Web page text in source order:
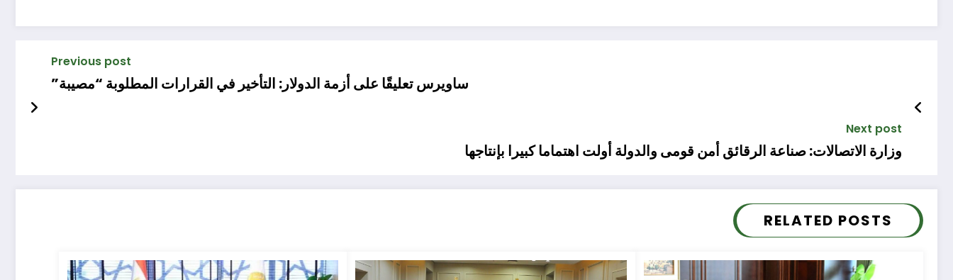
Previous post
ساويرس تعليقًا على أزمة الدولار: التأخير في القرارات المطلوبة “مصيبة”
Next post
وزارة الاتصالات: صناعة الرقائق أمن قومى والدولة أولت اهتماما كبيرا بإنتاجها
RELATED POSTS